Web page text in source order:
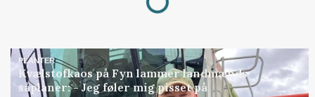
PLANTER
Kvælstofkaos på Fyn lammer landmænds
såplaner: - Jeg føler mig pisset på